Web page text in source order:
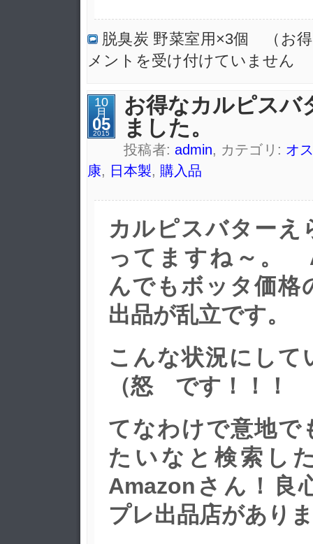
脱臭炭 野菜室用×3個 （お
メントを受け付けていません
10
月
05
2015
お得なカルピスバ
ました。
投稿者: admin, カテゴリ: オ
康, 日本製, 購入品
カルピスバターえ
ってますね～。
んでもボッタ価格
出品が乱立です。
こんな状況にして
（怒 です！！！
てなわけで意地で
たいなと検索し
Amazonさん！良
プレ出品店があり